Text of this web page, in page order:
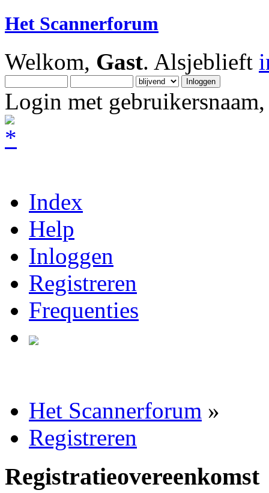
Het Scannerforum
Welkom, Gast. Alsjeblieft
Login met
Index
Help
Inloggen
Registreren
Frequenties
Het Scannerforum »
Registreren
Registratieovereenkomst